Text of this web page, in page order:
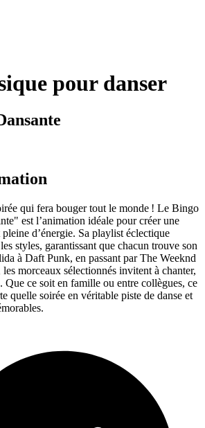
pour danser
qui fera bouger tout le monde ! Le Bingo
est l’animation idéale pour créer une
d’énergie. Sa playlist éclectique
styles, garantissant que chacun trouve son
à Daft Punk, en passant par The Weeknd
morceaux sélectionnés invitent à chanter,
Que ce soit en famille ou entre collègues, ce
quelle soirée en véritable piste de danse et